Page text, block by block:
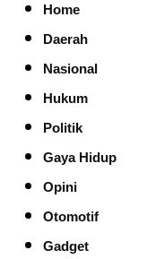
Home
Daerah
Nasional
Hukum
Politik
Gaya Hidup
Opini
Otomotif
Gadget